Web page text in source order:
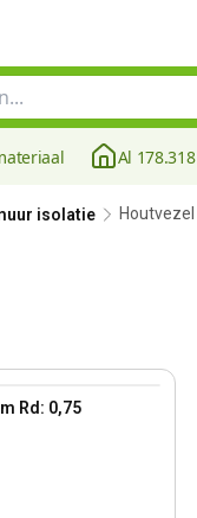
Al
isolatie Houtvezel
Rd: 0,75